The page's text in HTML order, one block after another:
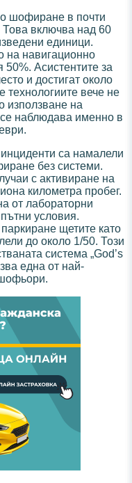
шофиране в почти
Това включва над 60
единици.
на навигационно
Асистентите за
и достигат около
технологиите вече не
използване на
наблюдава именно в
са намалели
без системи.
с активиране на
километра пробег.
от лабораторни
условия.
щетите като
до около 1/50. Този
система „God’s
една от най-